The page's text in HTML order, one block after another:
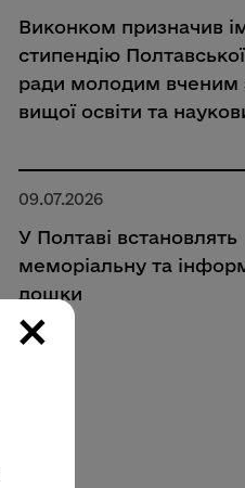
Виконком призначив
стипендію
ради молодим вченим
вищої освіти та
09.07.2026
У Полтаві встановлять
меморіальну та
дошки
×